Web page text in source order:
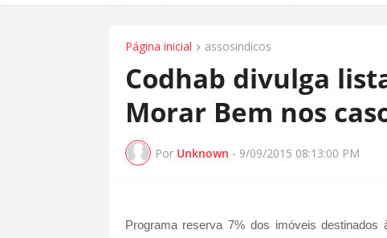
Página inicial assosindicos
Codhab divulga
Morar Bem nos
Por Unknown - 9/09/2015 08:13:00 PM
Programa reserva 7% dos imóveis